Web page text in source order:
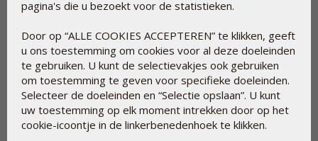
Britse wetenschappers waarschuwen tegen het dalende
seleengehalte in de grond. Een tekort aan dit essentiële
micronutriënt kan van invloed zijn op de gezondheid. Lees
verder om te ontdekken hoe seleen werkt en hoe u ervoor
kunt zorgen om er toch voldoende van binnen te krijgen als
de voeding tekortschiet.
pagina's die u bezoekt voor de statistieken.
Door op “ALLE COOKIES ACCEPTEREN” te klikken, geeft
u ons toestemming om cookies voor al deze doeleinden
te gebruiken. U kunt de selectievakjes ook gebruiken
om toestemming te geven voor specifieke doeleinden.
Selecteer de doeleinden en “Selectie opslaan”. U kunt
uw toestemming op elk moment intrekken door op het
cookie-icoontje in de linkerbenedenhoek te klikken.